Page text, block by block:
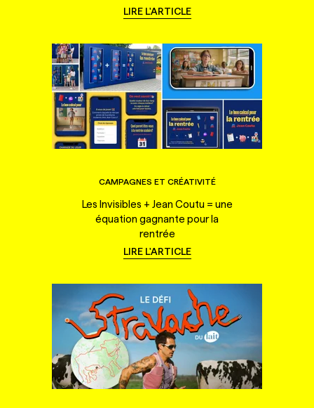
LIRE L'ARTICLE
CAMPAGNES ET CRÉATIVITÉ
Les Invisibles + Jean Coutu = une
équation gagnante pour la
rentrée
LIRE L'ARTICLE